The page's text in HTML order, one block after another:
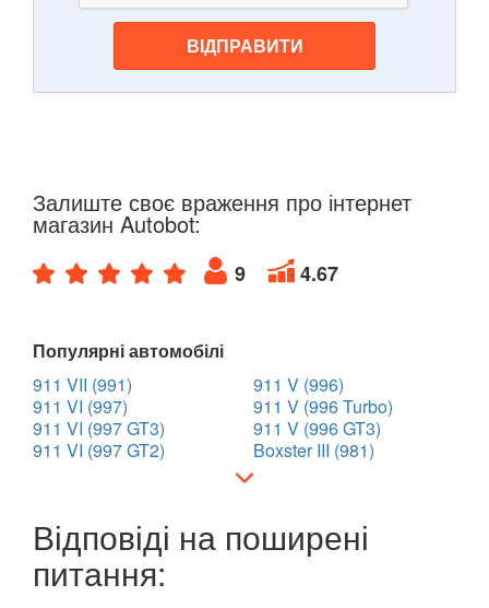
ВІДПРАВИТИ
Залиште своє враження про інтернет
магазин Autobot:
9 4.67
Популярні автомобілі
911 VII (991)
911 VI (997)
911 VI (997 GT3)
911 VI (997 GT2)
911 V (996)
911 V (996 Turbo)
911 V (996 GT3)
Boxster III (981)
Відповіді на поширені
питання: